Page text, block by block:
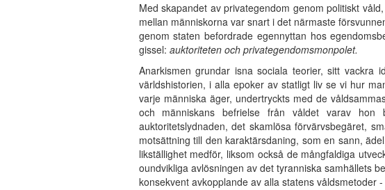
Med skapandet av privategendom genom politiskt
mellan människorna var snart i det närmaste
genom staten befordrade egennyttan hos
gissel: auktoriteten och privategendomsmonpolet.
Anarkismen grundar isna sociala teorier, sitt vackra
världshistorien, i alla epoker av statligt liv se vi hur
varje människa äger, undertryckts med de
och människans befrielse från våldet varav
auktoritetslydnaden, det skamlösa förvärvsbegäret,
motsättning till den karaktärsdaning, som en sann,
likställighet medför, liksom också de mångfaldiga
oundvikliga avlösningen av det tyranniska samhällets
konsekvent avkopplande av alla statens våldsmetoder